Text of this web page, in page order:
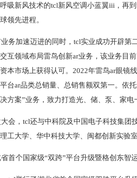
吸新风技术的tcl新风空调小蓝翼iii，再
领先进程。
务加速迈进的同时，tcl实业成功开辟第
互领域布局雷鸟创新ar业务，该业务目
本市场上获得认可。2022年雷鸟ar眼镜
台ar品类总销量、总销售额双第一。依
方案”业务，致力打造光、储、泵、家
会，tcl还与中科院及中国电子科技集团
工大学、华中科技大学、闽都创新实验
首个国家级“双跨”平台升级暨格创东智